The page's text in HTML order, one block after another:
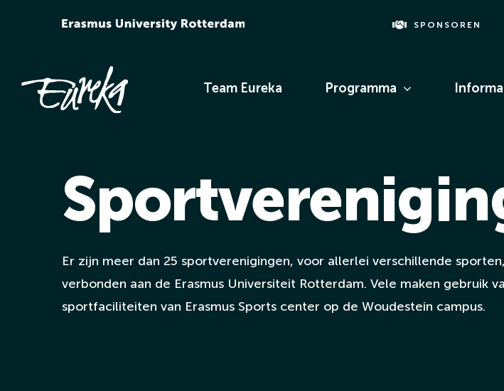
SPONSOREN
Team Eureka Programma
Er zijn meer dan 25 sportverenigingen, voor allerlei verschillende sporten,
verbonden aan de Erasmus Universiteit Rotterdam. Vele maken gebruik
sportfaciliteiten van Erasmus Sports center op de Woudestein campus.